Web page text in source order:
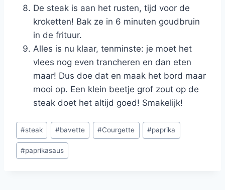
De steak is aan het rusten, tijd voor de
kroketten! Bak ze in 6 minuten goudbruin
in de frituur.
Alles is nu klaar, tenminste: je moet het
vlees nog even trancheren en dan eten
maar! Dus doe dat en maak het bord maar
mooi op. Een klein beetje grof zout op de
steak doet het altijd goed! Smakelijk!
Bericht
tags:
#steak #bavette #Courgette #paprika
#paprikasaus